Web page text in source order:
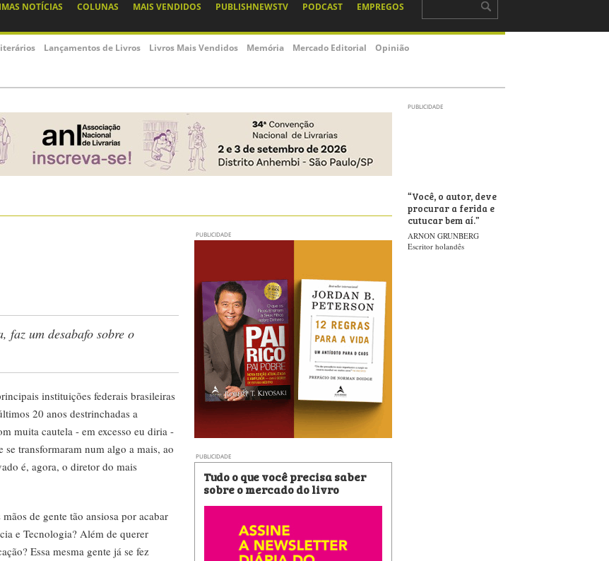
NOTÍCIAS COLUNAS MAIS VENDIDOS PUBLISHNEWSTV PODCAST EMPREGOS
Lançamentos de Livros Livros Mais Vendidos Memória Mercado Editorial Opinião
PUBLICIDADE
faz um desabafo sobre o
instituições federais brasileiras
20 anos destrinchadas a
muita cautela - em excesso eu diria -
se transformaram num algo a mais, ao
é, agora, o diretor do mais
de gente tão ansiosa por acabar
e Tecnologia? Além de querer
Essa mesma gente já se fez
PUBLICIDADE
PUBLICIDADE
Tudo o que você precisa saber
sobre o mercado do livro
“Você, o autor, deve
procurar a ferida e
cutucar bem aí.”
ARNON GRUNBERG
Escritor holandês